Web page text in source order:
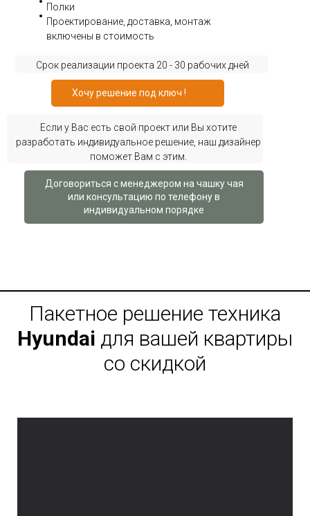
Хочу решение под ключ !
Срок реализации проекта 20 - 30 рабочих дней
Если у Вас есть свой проект или Вы хотите
разработать индивидуальное решение, наш дизайнер
поможет Вам с этим.
Договориться с менеджером на чашку чая
или консультацию по телефону в
индивидуальном порядке
Полки
Проектирование, доставка, монтаж
включены в стоимость
Пакетное решение техника
Hyundai для вашей квартиры
со скидкой